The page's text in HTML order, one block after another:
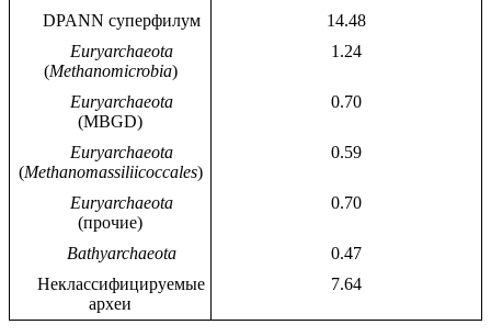
DPANN суперфилум
14.48
Euryarchaeota
(Methanomicrobia)
1.24
Euryarchaeota
(MBGD)
0.70
Euryarchaeota
(Methanomassiliicoccales)
0.59
Euryarchaeota
(прочие)
0.70
Bathyarchaeota
0.47
Неклассифицируемые
археи
7.64